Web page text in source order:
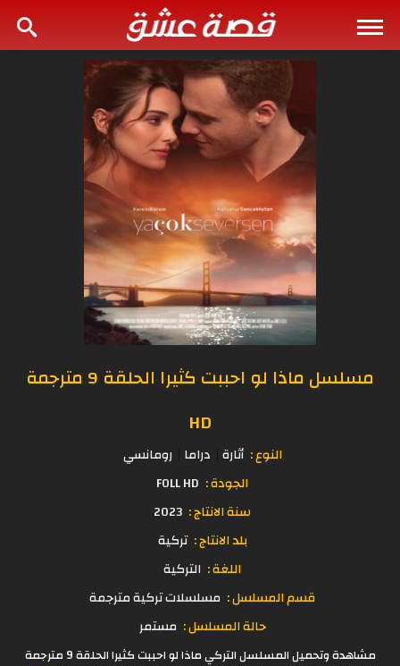
مسلسل ماذا لو احببت كثيرا الحلقة 9 مترجمة
HD
النوع : أثارة دراما رومانسي
الجودة : FOLL HD
سنة الانتاج : 2023
بلد الانتاج : تركية
اللغة : التركية
قسم المسلسل : مسلسلات تركية مترجمة
حالة المسلسل : مستمر
مشاهدة وتحميل المسلسل التركي ماذا لو احببت كثيرا الحلقة 9 مترجمة